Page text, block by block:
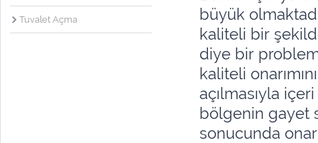
Tuvalet Açma
büyük
kaliteli bir
diye bir
kaliteli
açılmasıyla
bölgenin gayet
sonucunda